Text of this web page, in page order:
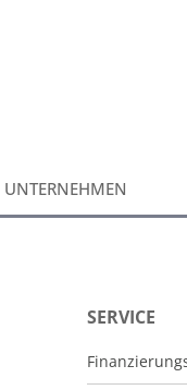
UNTERNEHMEN
SERVICE